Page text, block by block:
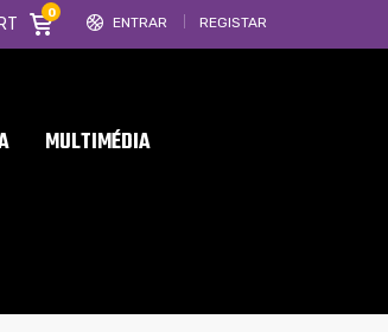
ENTRAR REGISTAR
0
MULTIMÉDIA